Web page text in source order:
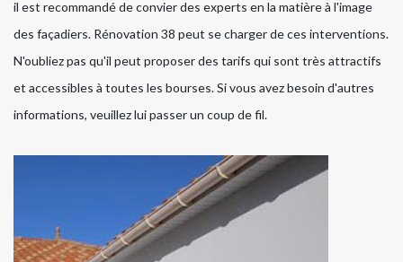
il est recommandé de convier des experts en la matière à l'image
des façadiers. Rénovation 38 peut se charger de ces interventions.
N'oubliez pas qu'il peut proposer des tarifs qui sont très attractifs
et accessibles à toutes les bourses. Si vous avez besoin d'autres
informations, veuillez lui passer un coup de fil.